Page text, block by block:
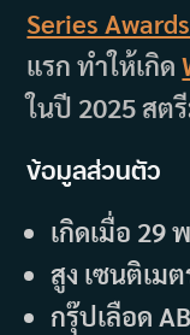
Series
แรก ทำให้เกิด
ในปี 2025 สต
ข้อมูลส่วนตัว
เกิดเมื่อ 29
สูง เซนติเมต
กรุ๊ปเลือด AB